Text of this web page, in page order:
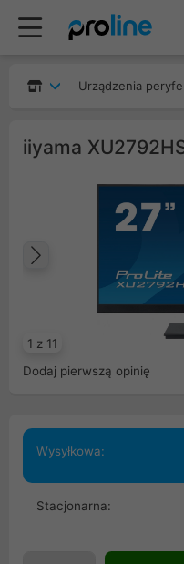
Urządzenia
iiyama
1 z 11
Poprzedni
Dodaj pierwszą opinię
Wysyłkowa:
Stacjonarna: